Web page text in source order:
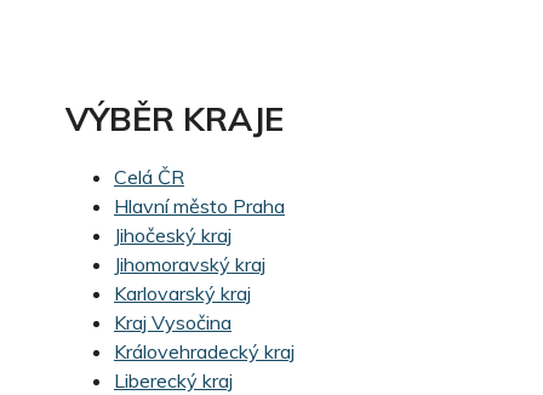
VÝBĚR KRAJE
Celá ČR
Hlavní město Praha
Jihočeský kraj
Jihomoravský kraj
Karlovarský kraj
Kraj Vysočina
Královehradecký kraj
Liberecký kraj